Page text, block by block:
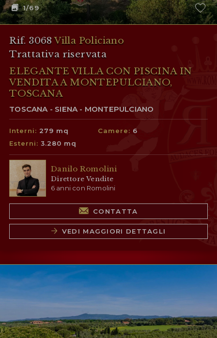
1/69
Rif. 3068Villa Policiano
Trattativa riservata
ELEGANTE VILLA CON PISCINA IN
VENDITA A MONTEPULCIANO,
TOSCANA
TOSCANA - SIENA - MONTEPULCIANO
Interni: 279 mq Camere: 6
Esterni:3.280 mq
Danilo Romolini
Direttore Vendite
6 anni con Romolini
CONTATTA
VEDI MAGGIORI DETTAGLI